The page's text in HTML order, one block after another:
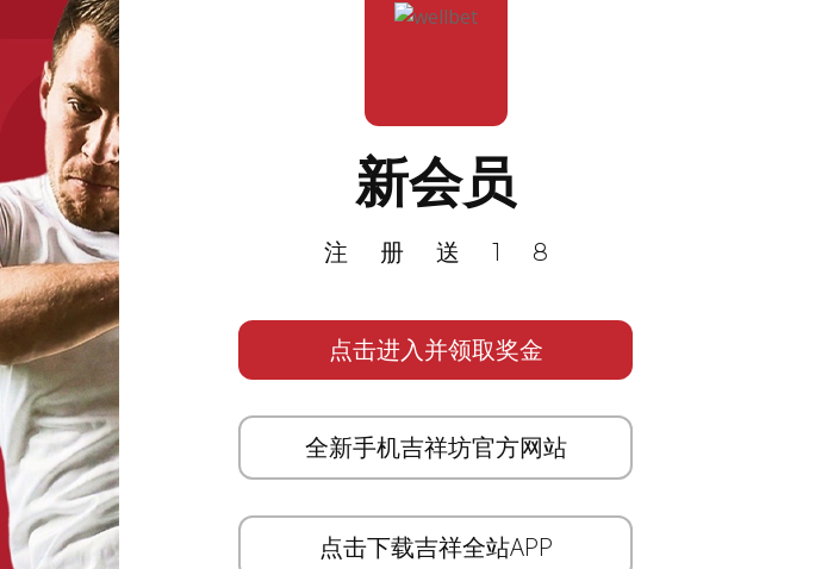
新会员
注册送18
点击进入并领取奖金
全新手机吉祥坊官方网站
点击下载吉祥全站APP